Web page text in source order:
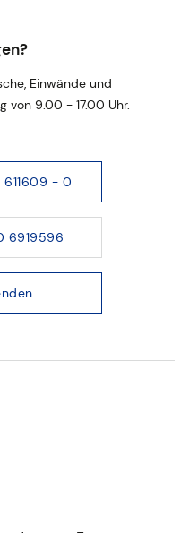
Einwände und
von 9.00 - 17.00 Uhr.
611609 - 0
6919596